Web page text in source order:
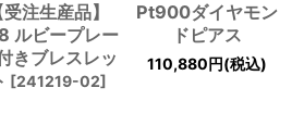
受注生産品】
ルビープレー
きブレスレッ
[241219-02]
Pt900ダイヤモン
ドピアス
110,880円(税込)